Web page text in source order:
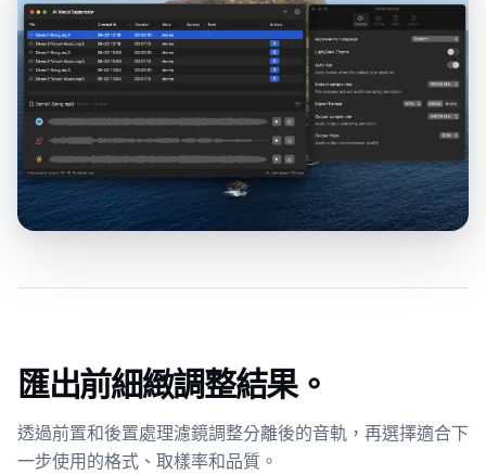
匯出前細緻調整結果。
透過前置和後置處理濾鏡調整分離後的音軌，再選擇適合下
一步使用的格式、取樣率和品質。